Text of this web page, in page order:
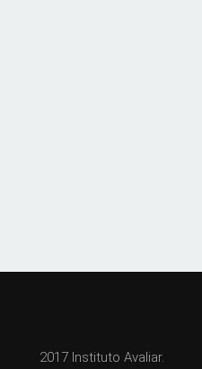
2017 Instituto Avaliar.